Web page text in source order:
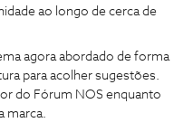
ao longo de cerca de
agora abordado de forma
para acolher sugestões.
do Fórum NOS enquanto
marca.